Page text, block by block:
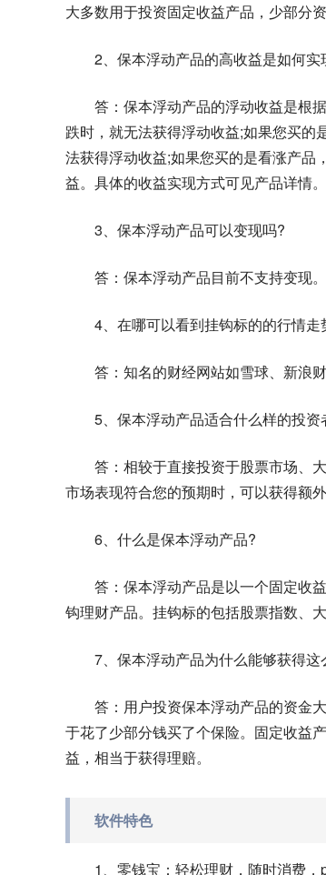
大多数用于投资固定收益产品，少部分
2、保本浮动产品的高收益是如何实
答：保本浮动产品的浮动收益是根
跌时，就无法获得浮动收益;如果您买
法获得浮动收益;如果您买的是看涨产品
益。具体的收益实现方式可见产品详情。
3、保本浮动产品可以变现吗?
答：保本浮动产品目前不支持变现。
4、在哪可以看到挂钩标的的行情走
答：知名的财经网站如雪球、新浪
5、保本浮动产品适合什么样的投资
答：相较于直接投资于股票市场、
市场表现符合您的预期时，可以获得额
6、什么是保本浮动产品?
答：保本浮动产品是以一个固定收
钩理财产品。挂钩标的包括股票指数、
7、保本浮动产品为什么能够获得
答：用户投资保本浮动产品的资金
于花了少部分钱买了个保险。固定收益
益，相当于获得理赔。
软件特色
1、零钱宝：轻松理财，随时消费